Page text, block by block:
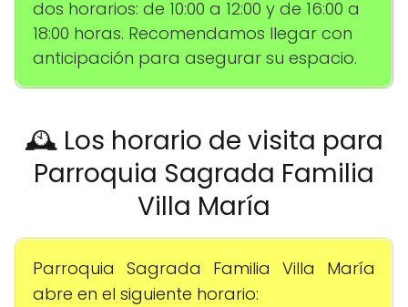
dos horarios: de 10:00 a 12:00 y de 16:00 a
18:00 horas. Recomendamos llegar con
anticipación para asegurar su espacio.
🕰️ Los horario de visita para
Parroquia Sagrada Familia
Villa María
Parroquia Sagrada Familia Villa María
abre en el siguiente horario: